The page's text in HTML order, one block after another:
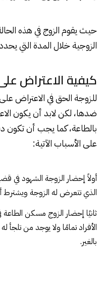
حيث يقوم الزوج في هذه
الزوجية خلال المدة التي
كيفية الاعتراض
للزوجة الحق في الاعتراض
ضدها، لكن لابد أن يكون
بالطاعة، كما يجب أن تكون
على الأسباب الآتية:
أولاً إحضار الزوجة الشهود في
الذي تتعرض له الزوجة ويشترط
ثانيًا إحضار الزوج مسكن
الأفراد تمامًا ولا يوجد من تلجأ
بالغير.